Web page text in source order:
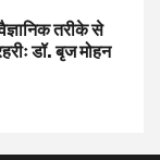
तरीके से
डॉ. बृज मोहन